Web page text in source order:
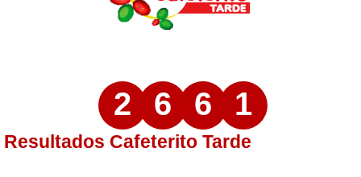
2 6 6 1
Resultados Cafeterito Tarde